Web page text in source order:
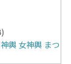
神輿 女神輿 まつ